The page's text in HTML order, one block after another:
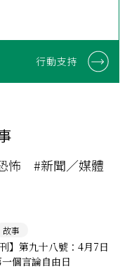
行動支持
怖
#新聞／媒體
故事
】第九十八號：4月7日
個言論自由日